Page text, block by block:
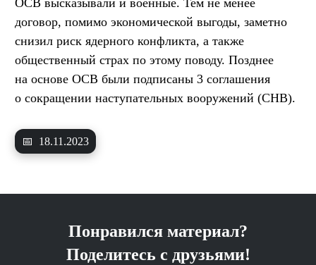
ОСВ высказывали и военные. Тем не менее
договор, помимо экономической выгоды, заметно
снизил риск ядерного конфликта, а также
общественный страх по этому поводу. Позднее
на основе ОСВ были подписаны 3 соглашения
о сокращении наступательных вооружений (СНВ).
📅 18.11.2023
Понравился материал?
Поделитесь с друзьями!